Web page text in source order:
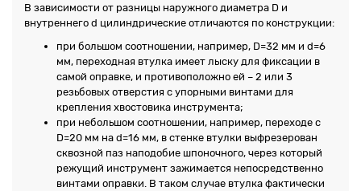
В зависимости от разницы наружного диаметра D и
внутреннего d цилиндрические отличаются по конструкции:
при большом соотношении, например, D=32 мм и d=6
мм, переходная втулка имеет лыску для фиксации в
самой оправке, и противоположно ей – 2 или 3
резьбовых отверстия с упорными винтами для
крепления хвостовика инструмента;
при небольшом соотношении, например, переходе c
D=20 мм на d=16 мм, в стенке втулки выфрезерован
сквозной паз наподобие шпоночного, через который
режущий инструмент зажимается непосредственно
винтами оправки. В таком случае втулка фактически